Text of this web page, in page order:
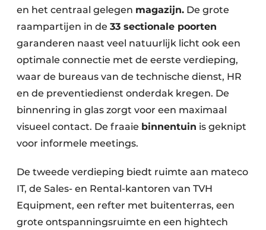
en het centraal gelegen magazijn. De grote
raampartijen in de 33 sectionale poorten
garanderen naast veel natuurlijk licht ook een
optimale connectie met de eerste verdieping,
waar de bureaus van de technische dienst, HR
en de preventiedienst onderdak kregen. De
binnenring in glas zorgt voor een maximaal
visueel contact. De fraaie binnentuin is geknipt
voor informele meetings.
De tweede verdieping biedt ruimte aan mateco
IT, de Sales- en Rental-kantoren van TVH
Equipment, een refter met buitenterras, een
grote ontspanningsruimte en een hightech